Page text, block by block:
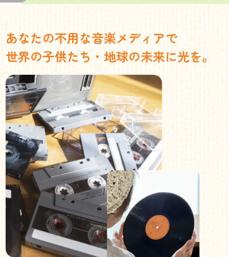
あなたの不用な音楽メディアで
世界の子供たち・地球の未来に光を。